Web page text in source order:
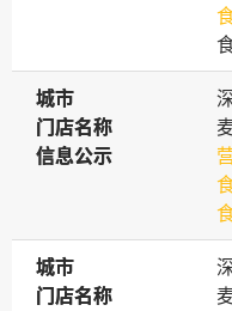
城市
城市
门店名称
门店名称
信息公示
信息公示
城市
城市
门店名称
门店名称